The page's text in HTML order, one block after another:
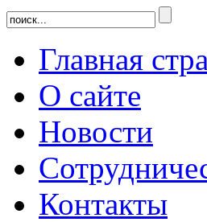
Главная
О сайте
Новости
Контакты